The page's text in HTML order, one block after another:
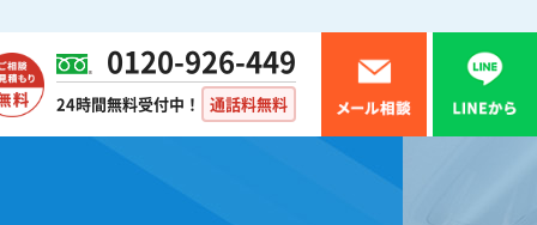
0120-926-449
24時間無料受付中！ 通話料無料